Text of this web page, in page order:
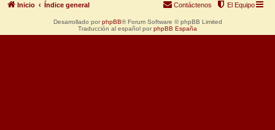
Inicio Índice general El Equipo
Contáctenos
Desarrollado por phpBB® Forum Software © phpBB Limited
Traducción al español por phpBB España